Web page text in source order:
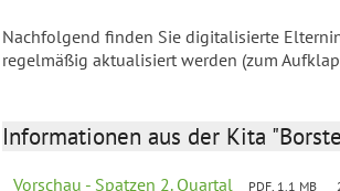
Nachfolgend finden Sie digitalisierte
regelmäßig aktualisiert werden (zum
Informationen aus der Kita
Vorschau - Spatzen 2. Quartal PDF, 1.1 MB